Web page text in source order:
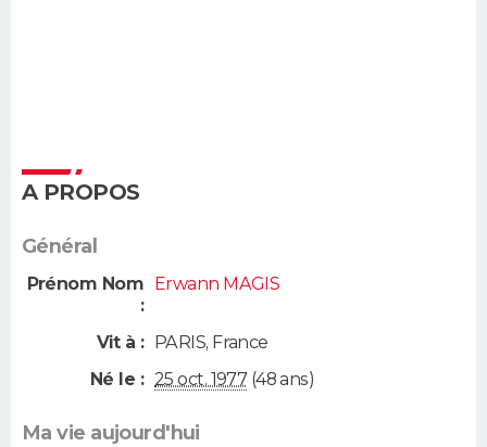
A PROPOS
Général
Prénom Nom
:
Erwann MAGIS
Vit à : PARIS, France
Né le : 25 oct. 1977(48 ans)
Ma vie aujourd'hui